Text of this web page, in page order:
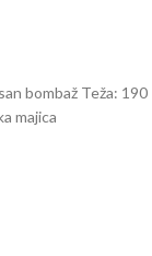
bombaž Teža: 190
majica